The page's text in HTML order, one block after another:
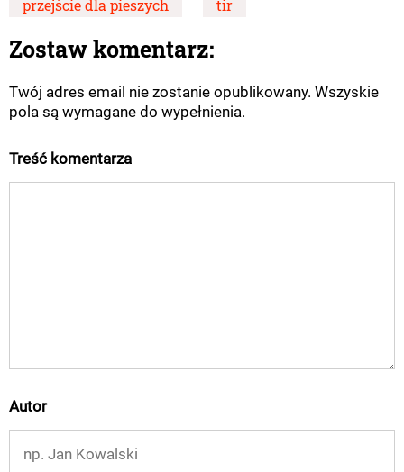
przejście dla pieszych tir
Zostaw komentarz:
Twój adres email nie zostanie opublikowany. Wszyskie
pola są wymagane do wypełnienia.
Treść komentarza
Autor